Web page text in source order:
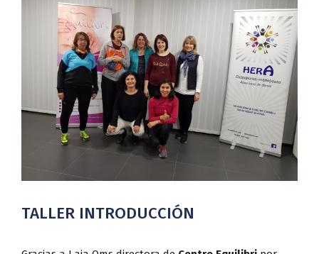
TALLER INTRODUCCIÓN